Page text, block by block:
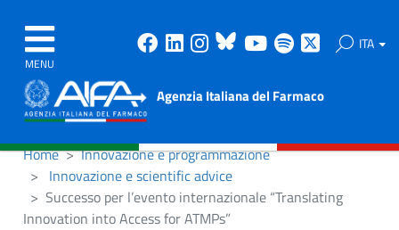
MENU
Facebook
Linkedin
Instagram
Bluesky
Youtube
Spotify ITA
Agenzia Italiana del Farmaco
Home
Innovazione e programmazione
Innovazione e scientific advice
Successo per l’evento internazionale “Translating
Innovation into Access for ATMPs”